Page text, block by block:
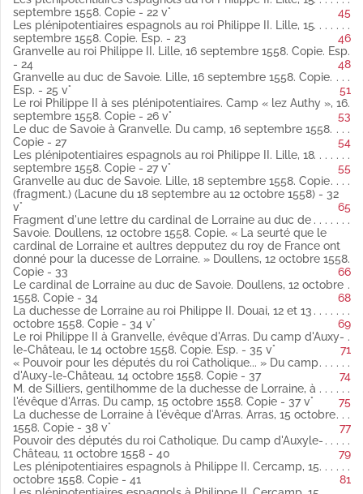
camp près d'Amiens, 15 septembre 1558 latin
Copie (Publié par Weiss).
Fol. 22 Le roi de France Henri II au connétable et maréchal de
Saint-André. Camp d'Amiens, 15 septembre 1558 latin
Copie (Publié par Weiss).
Fol. 22 vo Les plénipotentiaires espagnols au roi Philippe II.
Lille, 15 septembre 1558 latin
Copie (Publié par Weiss).
Fol. 23 Le roi Philippe II à Granvelle. Du camp « en Authy », 15
septembre 1558 espagnol
Copie
(Publié par Weiss).
Fol. 24 Granvelle au roi Philippe II. Lille, 16 septembre 1558
espagnol
Copie
(Publié par Weiss).
Fol. 25 vo Granvelle au duc de Savoie. Lille, 16 septembre 1558
espagnol
Copie
(Publié par Weiss).
Fol. 26 vo Le roi Philippe II à ses plénipotentiaires. Camp « lez
Authy », 16 septembre 1558 latin
Copie (Publié par Weiss).
Fol. 27 Le duc de Savoie à Granvelle. Du camp, 16 septembre
1558 latin
Copie.
Fol. 27 vo Les plénipotentiaires espagnols au roi Philippe II.
Lille, 18 septembre 1558 latin
Copie (Publié par Weiss).
Fol. 32 vo Granvelle au duc de Savoie. Lille, 18 septembre 1558
latin
Copie (fragment.)
(Lacune du 18 septembre au 12 octobre 1558).
Fol. 33 Fragment d'une lettre du cardinal de Lorraine au duc de
Savoie. Doullens, 12 octobre 1558 latin
Copie.
Fol. 33 « La seurté que le cardinal de Lorraine et aultres
depputez du roy de France ont donné pour la ducesse de
septembre 1558. Copie - 22 v°
45
Les plénipotentiaires espagnols au roi Philippe II. Lille, 15
septembre 1558. Copie. Esp. - 23
46
Granvelle au roi Philippe II. Lille, 16 septembre 1558. Copie. Esp.
- 24
48
Granvelle au duc de Savoie. Lille, 16 septembre 1558. Copie.
Esp. - 25 v°
51
Le roi Philippe II à ses plénipotentiaires. Camp « lez Authy », 16
septembre 1558. Copie - 26 v°
53
Le duc de Savoie à Granvelle. Du camp, 16 septembre 1558.
Copie - 27
54
Les plénipotentiaires espagnols au roi Philippe II. Lille, 18
septembre 1558. Copie - 27 v°
55
Granvelle au duc de Savoie. Lille, 18 septembre 1558. Copie
(fragment.) (Lacune du 18 septembre au 12 octobre 1558) - 32
v°
65
Fragment d'une lettre du cardinal de Lorraine au duc de
Savoie. Doullens, 12 octobre 1558. Copie. « La seurté que le
cardinal de Lorraine et aultres depputez du roy de France ont
donné pour la ducesse de Lorraine. » Doullens, 12 octobre 1558.
Copie - 33
66
Le cardinal de Lorraine au duc de Savoie. Doullens, 12 octobre
1558. Copie - 34
68
La duchesse de Lorraine au roi Philippe II. Douai, 12 et 13
octobre 1558. Copie - 34 v°
69
Le roi Philippe II à Granvelle, évêque d'Arras. Du camp d'Auxy-
le-Château, le 14 octobre 1558. Copie. Esp. - 35 v°
71
« Pouvoir pour les députés du roi Catholique... » Du camp
d'Auxy-le-Château, 14 octobre 1558. Copie - 37
74
M. de Silliers, gentilhomme de la duchesse de Lorraine, à
l'évêque d'Arras. Du camp, 15 octobre 1558. Copie - 37 v°
75
La duchesse de Lorraine à l'évêque d'Arras. Arras, 15 octobre
1558. Copie - 38 v°
77
Pouvoir des députés du roi Catholique. Du camp d'Auxyle-
Château, 11 octobre 1558 - 40
79
Les plénipotentiaires espagnols à Philippe II. Cercamp, 15
octobre 1558. Copie - 41
81